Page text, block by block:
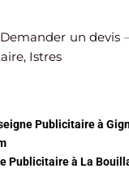
Demander un devis
Istres
Publicitaire à
Publicitaire à La